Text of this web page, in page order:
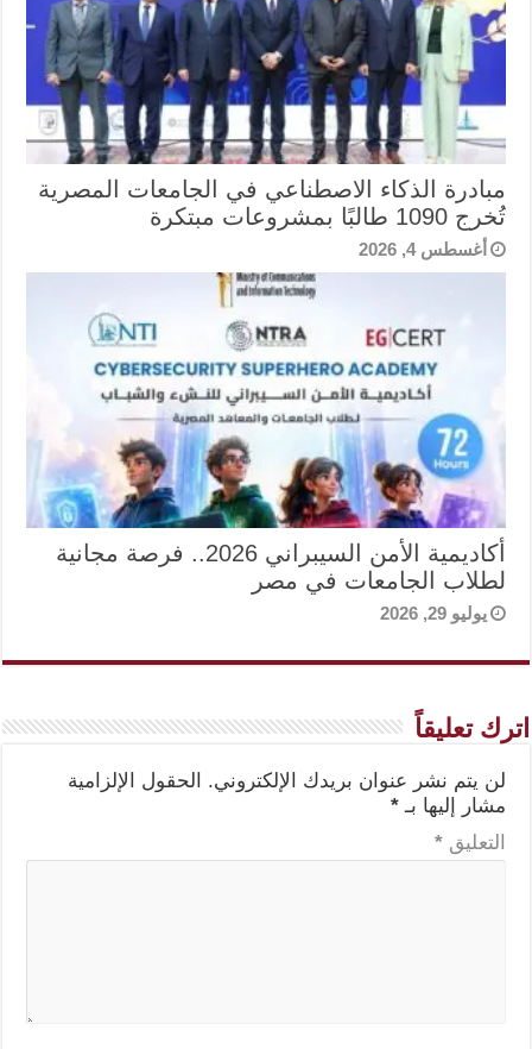
مبادرة الذكاء الاصطناعي في الجامعات المصرية
تُخرج 1090 طالبًا بمشروعات مبتكرة
أغسطس 4, 2026
أكاديمية الأمن السيبراني 2026.. فرصة مجانية
لطلاب الجامعات في مصر
يوليو 29, 2026
اترك تعليقاً
لن يتم نشر عنوان بريدك الإلكتروني.
الحقول الإلزامية
مشار إليها بـ *
التعليق *